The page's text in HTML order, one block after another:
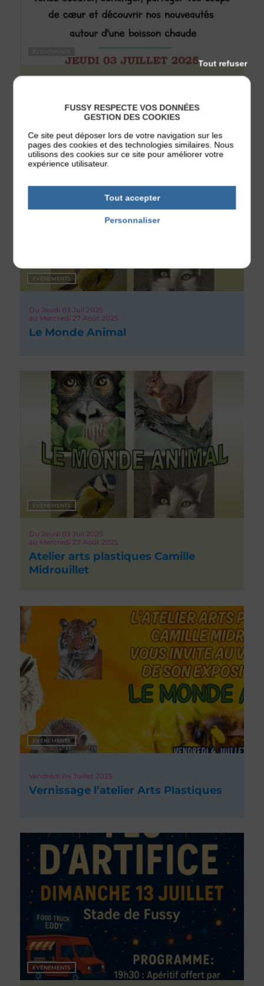
EVÉNEMENTS
Du Jeudi 03 Juil 2025
au Mercredi 27 Août 2025
Le Monde Animal
EVÉNEMENTS
Du Jeudi 03 Juil 2025
au Mercredi 27 Août 2025
Atelier arts plastiques Camille
Midrouillet
EVÉNEMENTS
Vendredi 04 Juillet 2025
Vernissage l’atelier Arts Plastiques
EVÉNEMENTS
FUSSY RESPECTE VOS DONNÉES
GESTION DES COOKIES
Ce site peut déposer lors de votre navigation sur les
pages des cookies et des technologies similaires. Nous
utilisons des cookies sur ce site pour améliorer votre
expérience utilisateur.
Tout accepter
Tout refuser
Personnaliser